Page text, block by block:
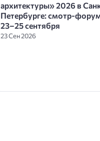
архитектуры» 2026 в
Петербурге: смотр-
23–25 сентября
23 Сен 2026